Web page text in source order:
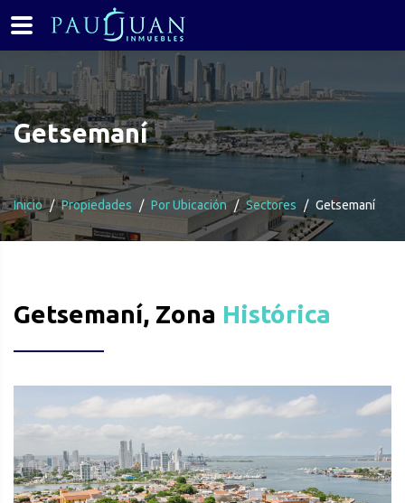
Getsemaní
Inicio Propiedades Por Ubicación Sectores Getsemaní
Getsemaní, Zona Histórica